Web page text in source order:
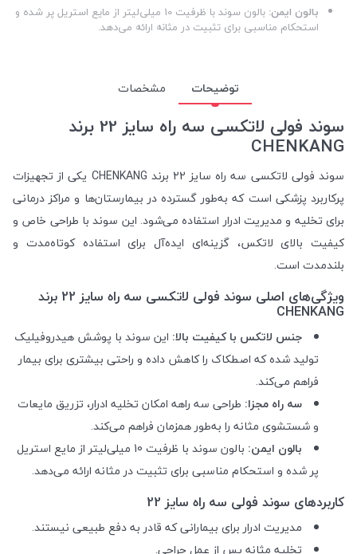
بالون ایمن:
بالون سوند با ظرفیت 10 میلی‌لیتر از مایع استریل پر شده و
استحکام مناسبی برای تثبیت در مثانه ارائه می‌دهد.
توضیحات مشخصات
سوند فولی لاتکسی سه راه سایز 22 برند
CHENKANG
سوند فولی لاتکسی سه راه سایز 22 برند CHENKANG یکی از تجهیزات
پرکاربرد پزشکی است که به‌طور گسترده در بیمارستان‌ها و مراکز درمانی
برای تخلیه و مدیریت ادرار استفاده می‌شود. این سوند با طراحی خاص و
کیفیت بالای لاتکس، گزینه‌ای ایده‌آل برای استفاده کوتاه‌مدت و
بلندمدت است.
ویژگی‌های اصلی سوند فولی لاتکسی سه راه سایز 22 برند
CHENKANG
جنس لاتکس با کیفیت بالا: این سوند با پوشش هیدروفیلیک
تولید شده که اصطکاک را کاهش داده و راحتی بیشتری برای بیمار
فراهم می‌کند.
سه راه مجزا: طراحی سه راهه امکان تخلیه ادرار، تزریق مایعات
و شستشوی مثانه را به‌طور همزمان فراهم می‌کند.
بالون ایمن:
بالون سوند با ظرفیت 10 میلی‌لیتر از مایع استریل
پر شده و استحکام مناسبی برای تثبیت در مثانه ارائه می‌دهد.
کاربردهای سوند فولی سه راه سایز 22
مدیریت ادرار برای بیمارانی که قادر به دفع طبیعی نیستند.
تخلیه مثانه پس از عمل جراحی.